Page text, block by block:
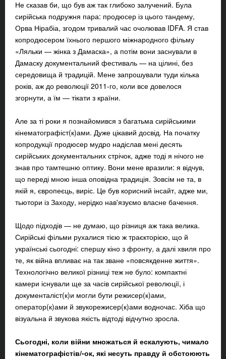
Не сказав би, що був аж так глибоко залучений. Була
сирійська подружня пара: продюсер із цього тандему,
Орва Нірабіа, згодом тривалий час очолював IDFA. Я став
копродюсером їхнього першого міжнародного фільму
«Ляльки — жінка з Дамаска», а потім вони заснували в
Дамаску документальний фестиваль — на цілині, без
середовища й традицій. Мене запрошували туди кілька
років, аж до революції 2011-го, коли все довелося
згорнути, а їм — тікати з країни.
Але за ті роки я познайомився з багатьма сирійськими
кінематографіст(к)ами. Дуже цікавий досвід. На початку
копродукції продюсер мудро надіслав мені десять
сирійських документальних стрічок, адже тоді я нічого не
знав про тамтешню оптику. Вони мене вразили: я відчув,
що переді мною інша оповідна традиція. Зовсім не та, в
якій я, європеєць, виріс. Це був корисний інсайт, адже ми,
тьютори із Заходу, нерідко нав'язуємо власне бачення.
Щодо підходів — не думаю, що різниця аж така велика.
Сирійські фільми рухалися тією ж траєкторією, що й
українські сьогодні: спершу кіно з фронту, а далі хвиля про
те, як війна впливає на так зване «повсякденне життя».
Технологічно великої різниці теж не було: компактні
камери існували ще за часів сирійської революції, і
документаліст(к)и могли бути режисер(к)ами,
оператор(к)ами й звукорежисер(к)ами водночас. Хіба що
візуальна й звукова якість відтоді відчутно зросла.
Сьогодні, коли війни множаться й ескалують, чимало
кінематографістів/-ок, які несуть правду й обстоюють